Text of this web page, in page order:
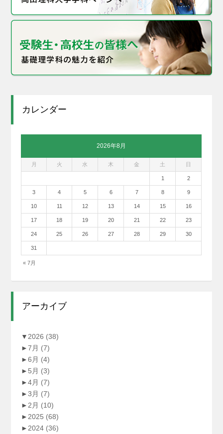
カレンダー
2026年8月
月 火 水 木 金 土 日
« 7月
1 2
3 4 5 6 7 8 9
10 11 12 13 14 15 16
17 18 19 20 21 22 23
24 25 26 27 28 29 30
31
アーカイブ
▼2026 (38)
►7月 (7)
►6月 (4)
► 5月 (3)
►4月 (7)
►3月 (7)
►2月 (10)
►2025 (68)
►2024 (36)